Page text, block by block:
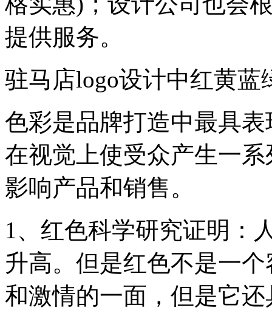
提供服务。
驻马店logo设计中红黄蓝
色彩是品牌打造中最具
在视觉上使受众产生一
影响产品和销售。
1、红色科学研究证明：
升高。但是红色不是一
和激情的一面，但是它